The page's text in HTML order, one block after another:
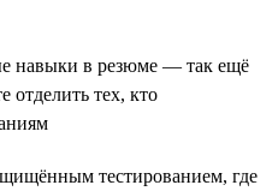
навыки в резюме — так ещё
отделить тех, кто
тестированием, где